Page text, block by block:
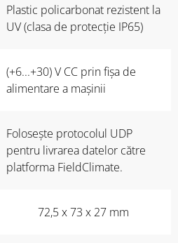
Plastic policarbonat rezistent la
UV (clasa de protecție IP65)
(+6...+30) V CC prin fișa de
alimentare a mașinii
Folosește protocolul UDP
pentru livrarea datelor către
platforma FieldClimate.
72,5 x 73 x 27 mm